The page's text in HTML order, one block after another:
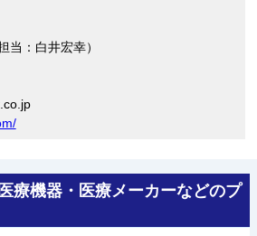
当：白井宏幸）
療機器・医療メーカーなどのプ